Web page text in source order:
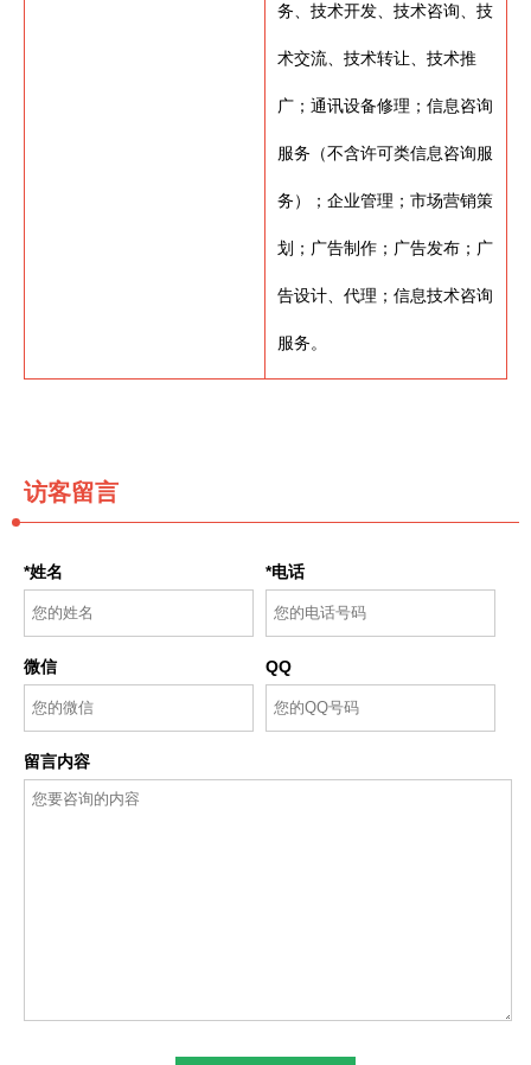
务、技术开发、技术咨询、技
术交流、技术转让、技术推
广；通讯设备修理；信息咨询
服务（不含许可类信息咨询服
务）；企业管理；市场营销策
划；广告制作；广告发布；广
告设计、代理；信息技术咨询
服务。
访客留言
*姓名 *电话
微信 QQ
留言内容